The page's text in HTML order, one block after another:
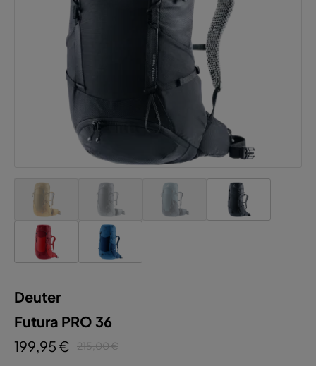
Deuter
Futura PRO 36
199,95 €
215,00 €